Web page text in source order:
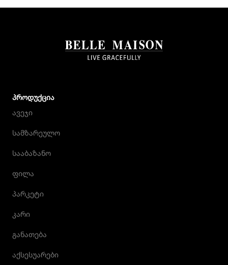
ᲞᲠᲝᲓᲣᲥᲪᲘᲐ
ავეჯი
სამზარეულო
სააბაზანო
ფილა
პარკეტი
კარი
განათება
აქსესუარები